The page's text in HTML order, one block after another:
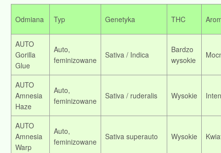
Odmiana Typ Genetyka THC
AUTO
Gorilla
Glue
Auto,
feminizowane
Sativa / Indica
Bardzo
wysokie
AUTO
Amnesia
Haze
Auto,
feminizowane
Sativa / ruderalis Wysokie
AUTO
Amnesia
Warp
Auto,
feminizowane
Sativa superauto Wysokie